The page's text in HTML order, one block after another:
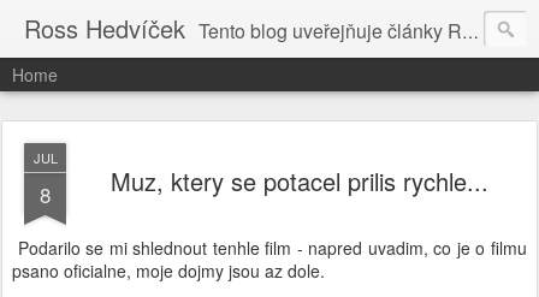
Ross Hedvíček Tento blog uveřejňuje články Ross Hedvíčka v češtině (pokud budu mit naladu) - s editacni pomoci Ludvika Dedika.
Home
JUL
8 Muz, ktery se potacel prilis rychle...
Podarilo se mi shlednout tenhle film - napred uvadim, co je o filmu
psano oficialne, moje dojmy jsou az dole.